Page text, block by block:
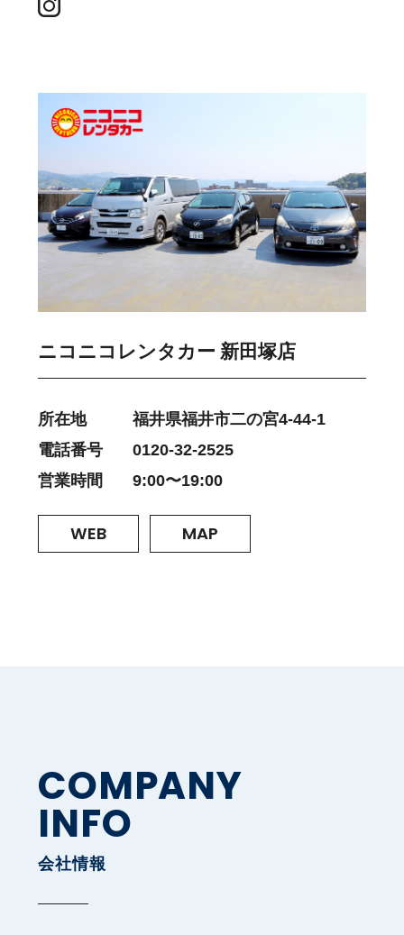
ニコニコレンタカー 新田塚店
所在地
福井県福井市二の宮4-44-1
電話番号
0120-32-2525
営業時間
9:00〜19:00
WEB MAP
COMPANY
INFO
会社情報